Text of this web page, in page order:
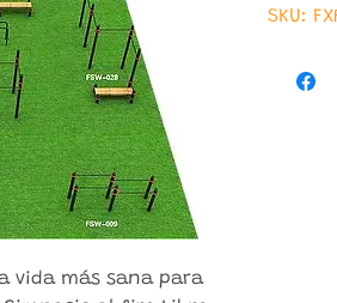
vida más sana para
SKU: